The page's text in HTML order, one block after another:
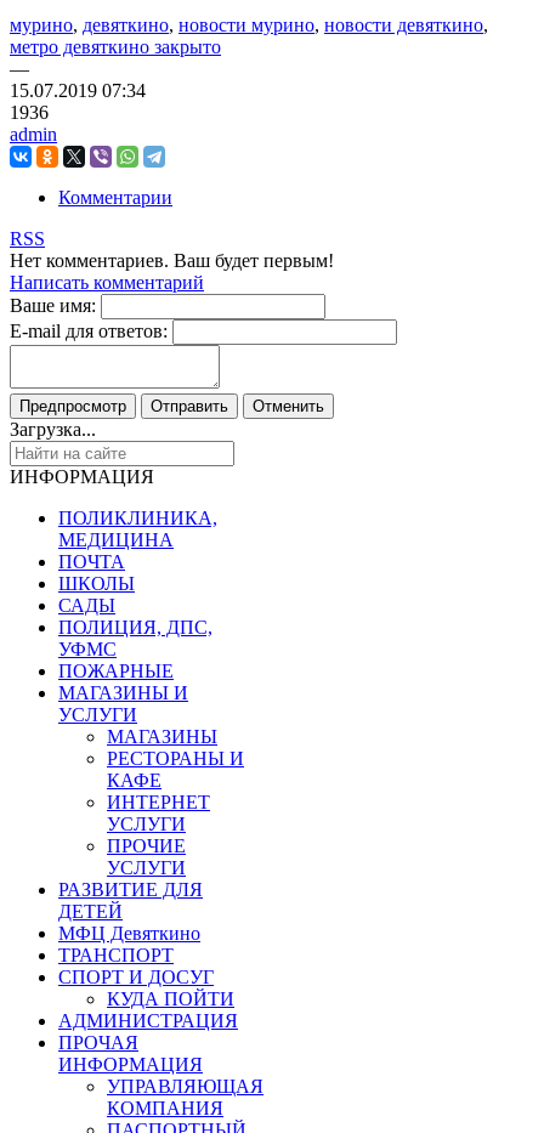
мурино, девяткино, новости мурино, новости девяткино,
метро девяткино закрыто
—
15.07.2019 07:34
1936
admin
Комментарии
RSS
Нет комментариев. Ваш будет первым!
Написать комментарий
Ваше имя:
E-mail для ответов:
Загрузка...
ИНФОРМАЦИЯ
ПОЛИКЛИНИКА,
МЕДИЦИНА
ПОЧТА
ШКОЛЫ
САДЫ
ПОЛИЦИЯ, ДПС,
УФМС
ПОЖАРНЫЕ
МАГАЗИНЫ И
УСЛУГИ
МАГАЗИНЫ
РЕСТОРАНЫ И
КАФЕ
ИНТЕРНЕТ
УСЛУГИ
ПРОЧИЕ
УСЛУГИ
РАЗВИТИЕ ДЛЯ
ДЕТЕЙ
МФЦ Девяткино
ТРАНСПОРТ
СПОРТ И ДОСУГ
КУДА ПОЙТИ
АДМИНИСТРАЦИЯ
ПРОЧАЯ
ИНФОРМАЦИЯ
УПРАВЛЯЮЩАЯ
КОМПАНИЯ